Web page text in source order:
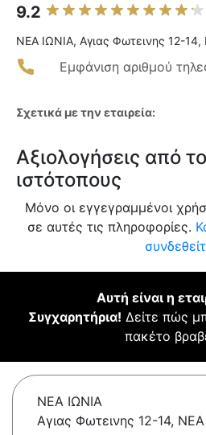
9.2
ΝΕΑ ΙΩΝΙΑ, Αγιας Φωτεινης 12-
Εμφάνιση αριθμού
Σχετικά με την εταιρεία:
Αξιολογήσεις από
ιστότοπους
Μόνο οι εγγεγραμμένοι
σε αυτές τις πληροφορίες.
Αυτή είναι η
Συγχαρητήρια! Δείτε πώς
πακέτο
ΝΕΑ ΙΩΝΙΑ
Αγιας Φωτεινης 12-14,